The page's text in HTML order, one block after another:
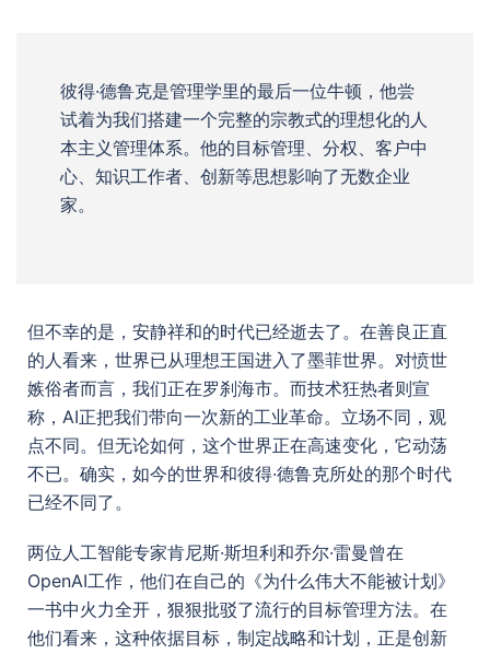
彼得·德鲁克是管理学里的最后一位牛顿，他尝
试着为我们搭建一个完整的宗教式的理想化的人
本主义管理体系。他的目标管理、分权、客户中
心、知识工作者、创新等思想影响了无数企业
家。
但不幸的是，安静祥和的时代已经逝去了。在善良正直
的人看来，世界已从理想王国进入了墨菲世界。对愤世
嫉俗者而言，我们正在罗刹海市。而技术狂热者则宣
称，AI正把我们带向一次新的工业革命。立场不同，观
点不同。但无论如何，这个世界正在高速变化，它动荡
不已。确实，如今的世界和彼得·德鲁克所处的那个时代
已经不同了。
两位人工智能专家肯尼斯·斯坦利和乔尔·雷曼曾在
OpenAI工作，他们在自己的《为什么伟大不能被计划》
一书中火力全开，狠狠批驳了流行的目标管理方法。在
他们看来，这种依据目标，制定战略和计划，正是创新